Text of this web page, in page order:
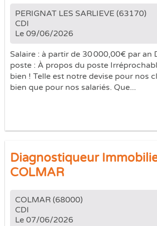
PERIGNAT LES SARLIEVE (63170)
CDI
Le 09/06/2026
Salaire : à partir de 30 000,00€ par an
poste : À propos du poste
bien ! Telle est notre devise pour nos
bien que pour nos salariés. Que...
Diagnostiqueur
COLMAR
COLMAR (68000)
CDI
Le 07/06/2026